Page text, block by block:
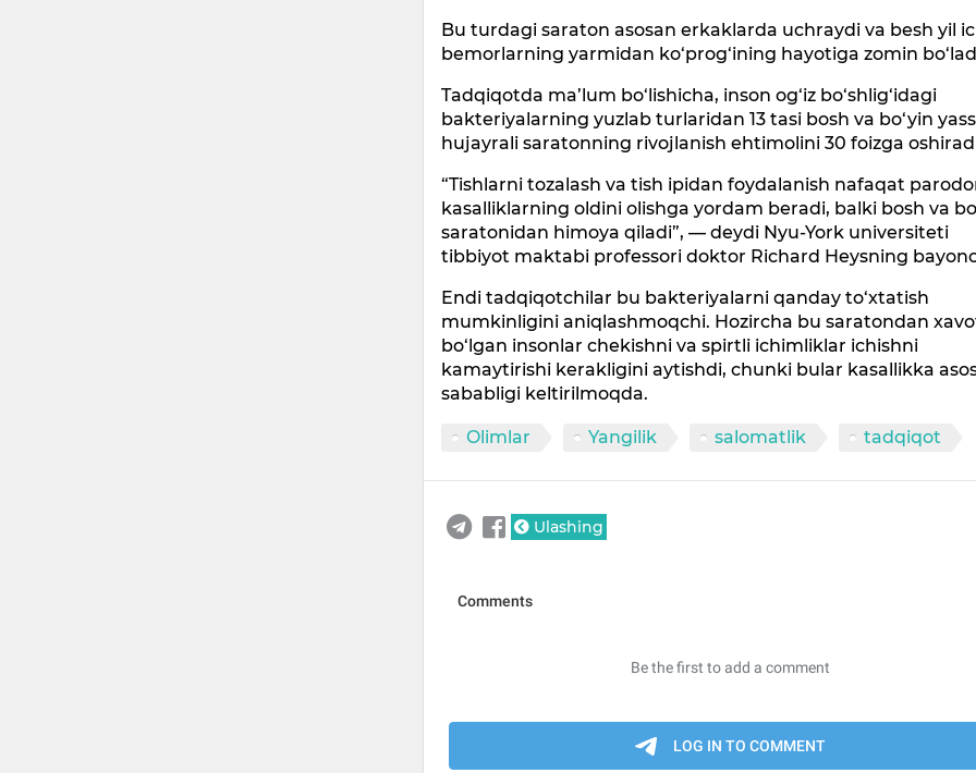
Bu turdagi saraton asosan erkaklarda uchraydi va besh yil
bemorlarning yarmidan ko‘prog‘ining hayotiga zomin
Tadqiqotda ma’lum bo‘lishicha, inson og‘iz bo‘shlig‘idagi
bakteriyalarning yuzlab turlaridan 13 tasi bosh va bo‘yin
hujayrali saratonning rivojlanish ehtimolini 30 foizga
“Tishlarni tozalash va tish ipidan foydalanish nafaqat
kasalliklarning oldini olishga yordam beradi, balki bosh va
saratonidan himoya qiladi”, — deydi Nyu-York universiteti
tibbiyot maktabi professori doktor Richard Heysning
Endi tadqiqotchilar bu bakteriyalarni qanday to‘xtatish
mumkinligini aniqlashmoqchi. Hozircha bu saratondan
bo‘lgan insonlar chekishni va spirtli ichimliklar ichishni
kamaytirishi kerakligini aytishdi, chunki bular kasallikka
sababligi keltirilmoqda.
Olimlar Yangilik salomatlik tadqiqot
Ulashing